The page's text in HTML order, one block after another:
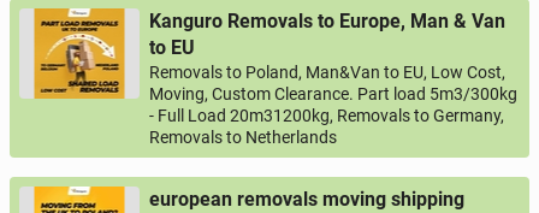
Kanguro Removals to Europe, Man & Van
to EU
Removals to Poland, Man&Van to EU, Low Cost,
Moving, Custom Clearance. Part load 5m3/300kg
- Full Load 20m31200kg, Removals to Germany,
Removals to Netherlands
european removals moving shipping